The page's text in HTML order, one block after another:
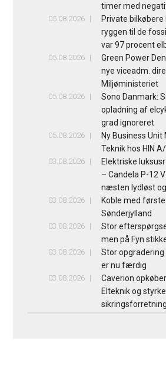
timer med
05.08.2026
Private
ryggen til de
var 97 procent
05.08.2026
Green Power
nye viceadm.
Miljøministeriet
05.08.2026
Sono Danmark:
opladning af
grad ignoreret
05.08.2026
Ny Business Unit
Teknik hos HIN
03.08.2026
Elektriske
– Candela P-12
næsten lydløst
03.08.2026
Koble med
Sønderjylland
03.08.2026
Stor
men på Fyn
03.08.2026
Stor
er nu færdig
03.08.2026
Caverion
Elteknik og